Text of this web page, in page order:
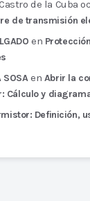
de la Cuba
de transmisión
en
SOSAen Abrir la
Cálculo y
Definición,